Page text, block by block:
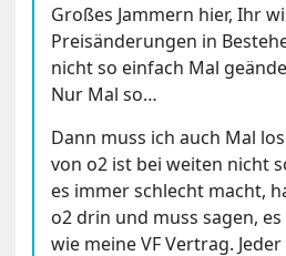
Großes Jammern hier, Ihr
Preisänderungen in
nicht so einfach Mal
Nur Mal so…
Dann muss ich auch Mal
von o2 ist bei weiten nicht
es immer schlecht macht,
o2 drin und muss sagen,
wie meine VF Vertrag.